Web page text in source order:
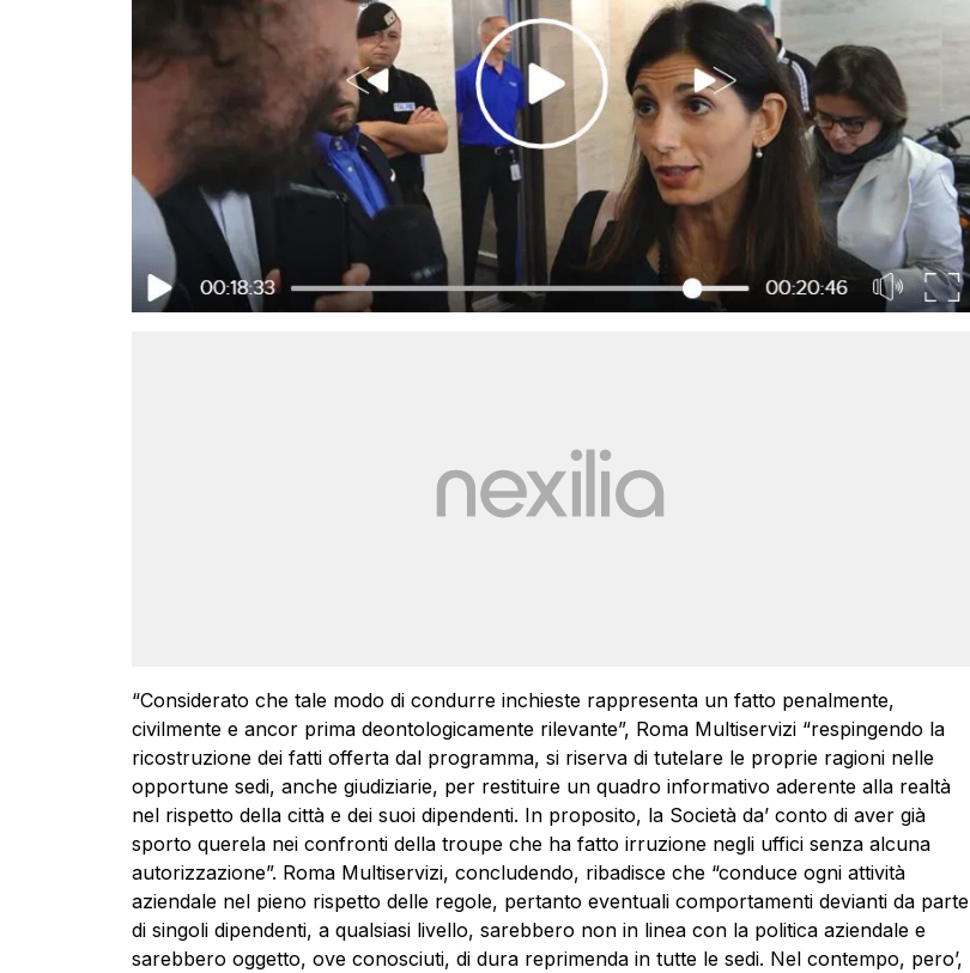
“Considerato che tale modo di condurre inchieste rappresenta un fatto penalmente,
civilmente e ancor prima deontologicamente rilevante”, Roma Multiservizi “respingendo la
ricostruzione dei fatti offerta dal programma, si riserva di tutelare le proprie ragioni nelle
opportune sedi, anche giudiziarie, per restituire un quadro informativo aderente alla realtà
nel rispetto della città e dei suoi dipendenti. In proposito, la Società da’ conto di aver già
sporto querela nei confronti della troupe che ha fatto irruzione negli uffici senza alcuna
autorizzazione”. Roma Multiservizi, concludendo, ribadisce che “conduce ogni attività
aziendale nel pieno rispetto delle regole, pertanto eventuali comportamenti devianti da parte
di singoli dipendenti, a qualsiasi livello, sarebbero non in linea con la politica aziendale e
sarebbero oggetto, ove conosciuti, di dura reprimenda in tutte le sedi. Nel contempo, pero’,